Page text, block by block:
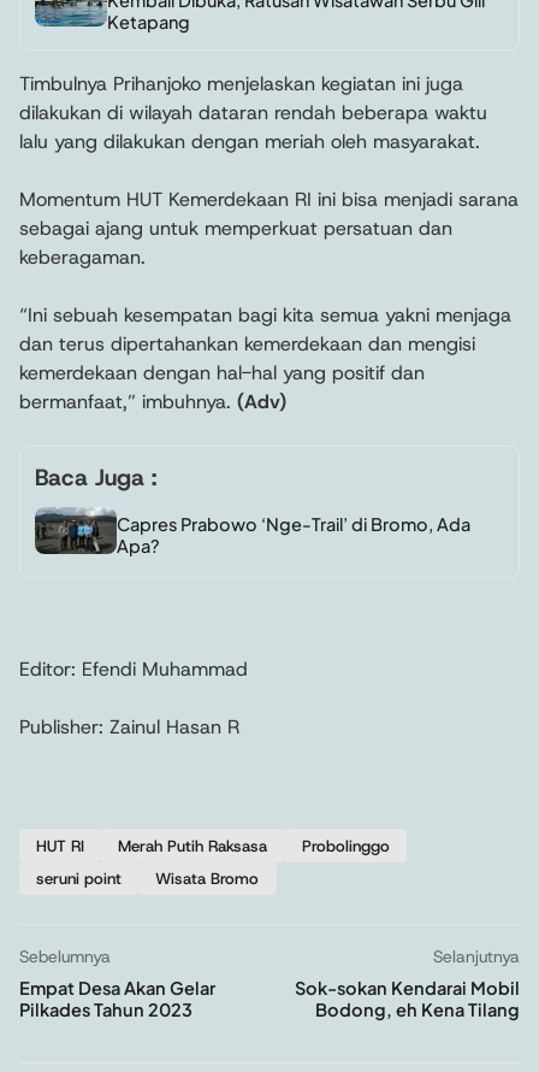
Ketapang
Timbulnya Prihanjoko menjelaskan kegiatan ini juga
dilakukan di wilayah dataran rendah beberapa waktu
lalu yang dilakukan dengan meriah oleh masyarakat.
Momentum HUT Kemerdekaan RI ini bisa menjadi sarana
sebagai ajang untuk memperkuat persatuan dan
keberagaman.
“Ini sebuah kesempatan bagi kita semua yakni menjaga
dan terus dipertahankan kemerdekaan dan mengisi
kemerdekaan dengan hal-hal yang positif dan
bermanfaat,” imbuhnya. (Adv)
Baca Juga :
Capres Prabowo ‘Nge-Trail’ di Bromo, Ada
Apa?
Editor: Efendi Muhammad
Publisher: Zainul Hasan R
HUT RI Merah Putih Raksasa
Probolinggo
seruni point
Wisata Bromo
Sebelumnya
Empat Desa Akan Gelar
Pilkades Tahun 2023
Selanjutnya
Sok-sokan Kendarai Mobil
Bodong, eh Kena Tilang